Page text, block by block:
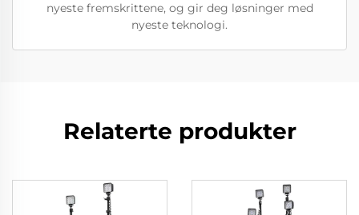
nyeste fremskrittene, og gir deg løsninger med
nyeste teknologi.
Relaterte produkter